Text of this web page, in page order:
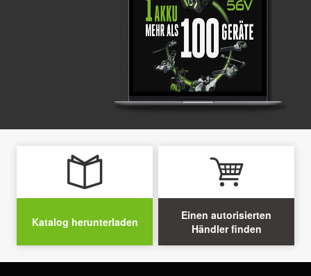
Katalog herunterladen
Einen autorisierten
Händler finden